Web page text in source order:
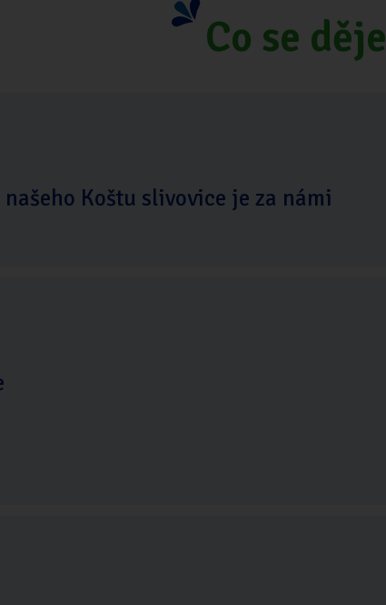
Co se děje
Koštu slivovice je za námi